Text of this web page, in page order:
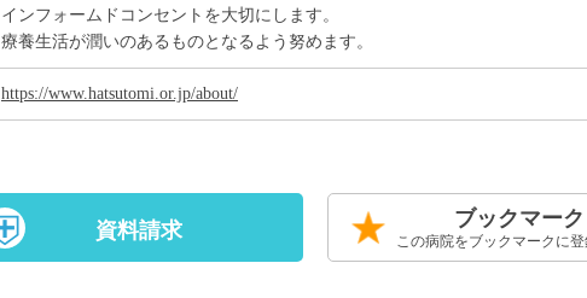
インフォームドコンセントを大切にします。
療養生活が潤いのあるものとなるよう努めます。
https://www.hatsutomi.or.jp/about/
資料請求 ブックマーク
この病院をブックマークに